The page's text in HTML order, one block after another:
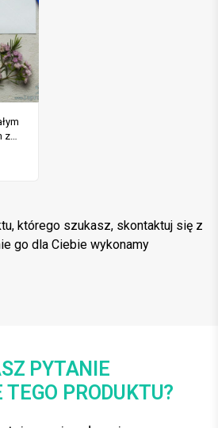
z
17-
którego szukasz, skontaktuj się z
go dla Ciebie wykonamy
PYTANIE
TEGO PRODUKTU?